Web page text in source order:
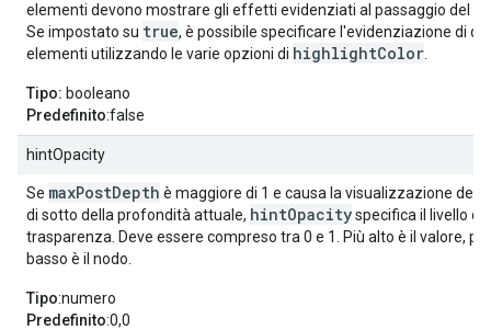
elementi devono mostrare gli effetti evidenziati al passaggio del
Se impostato su true, è possibile specificare l'evidenziazione di
elementi utilizzando le varie opzioni di highlightColor
Tipo: booleano
Predefinito:false
hintOpacity
Se maxPostDepth è maggiore di 1 e causa la visualizzazione dei
di sotto della profondità attuale, hintOpacityspecifica il livello di
trasparenza. Deve essere compreso tra 0 e 1. Più alto è il valore, più
basso è il nodo.
Tipo:numero
Predefinito:0,0